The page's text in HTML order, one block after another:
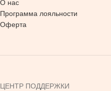
О нас
Программа лояльности
Оферта
ЦЕНТР ПОДДЕРЖКИ